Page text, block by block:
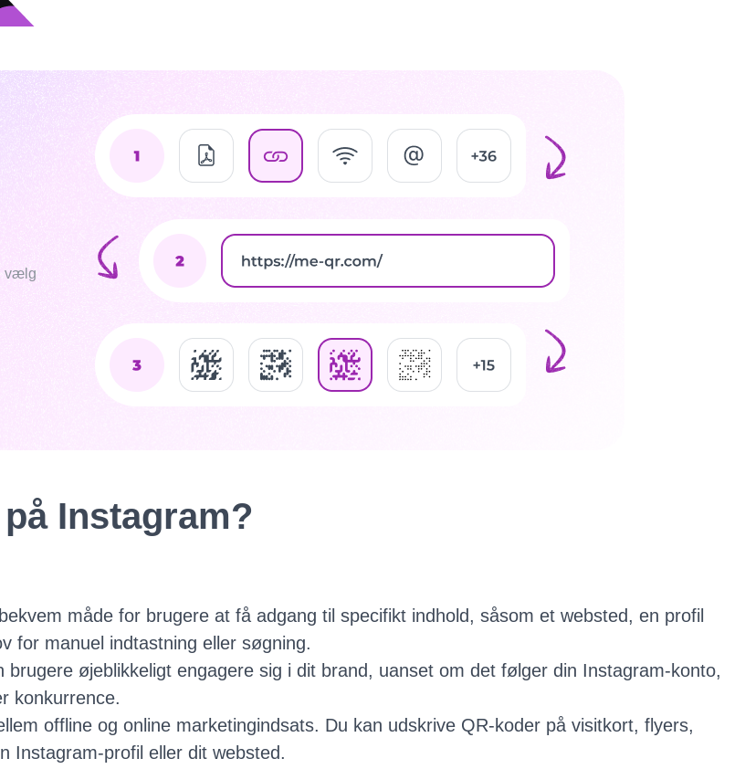
vælg
Instagram?
måde for brugere at få adgang til specifikt indhold, såsom et websted, en profil
for manuel indtastning eller søgning.
øjeblikkeligt engagere sig i dit brand, uanset om det følger din Instagram-konto,
konkurrence.
offline og online marketingindsats. Du kan udskrive QR-koder på visitkort, flyers,
Instagram-profil eller dit websted.